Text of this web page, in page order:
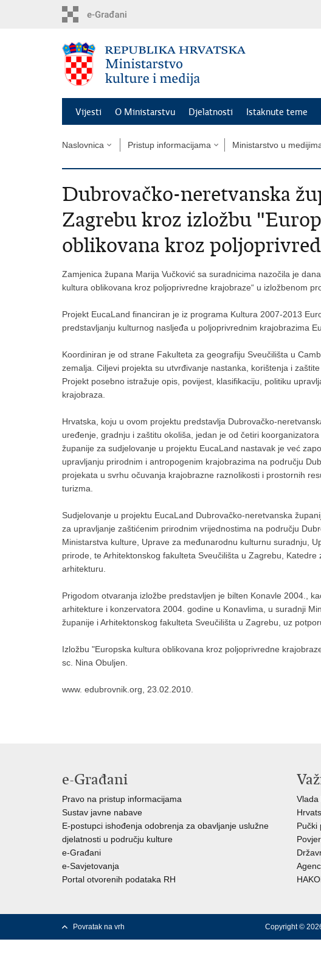
Vijesti O Ministarstvu Djelatnosti Istaknute teme
Naslovnica Pristup informacijama Ministarstvo u
Dubrovačko-neretvanska
Zagrebu kroz izložbu
oblikovana kroz
Zamjenica župana Marija Vučković sa suradnicima nazočila je
kultura oblikovana kroz poljoprivredne krajobraze“ u izložbenom
Projekt EucaLand financiran je iz programa Kultura 2007-2013
predstavljanju kulturnog nasljeđa u poljoprivrednim krajobrazima
Koordiniran je od strane Fakulteta za geografiju Sveučilišta u
zemalja. Ciljevi projekta su utvrđivanje nastanka, korištenja i
Projekt posebno istražuje opis, povijest, klasifikaciju, politiku
krajobraza.
Hrvatska, koju u ovom projektu predstavlja Dubrovačko-
uređenje, gradnju i zaštitu okoliša, jedan je od četiri
županije za sudjelovanje u projektu EucaLand nastavak je već
upravljanju prirodnim i antropogenim krajobrazima na području
projekata u svrhu očuvanja krajobrazne raznolikosti i prostornih
turizma.
Sudjelovanje u projektu EucaLand Dubrovačko-neretvanska
za upravljanje zaštićenim prirodnim vrijednostima na području
Ministarstva kulture, Uprave za međunarodnu kulturnu suradnju,
prirode, te Arhitektonskog fakulteta Sveučilišta u Zagrebu,
arhitekturu.
Prigodom otvaranja izložbe predstavljen je bilten Konavle 2004.,
arhitekture i konzervatora 2004. godine u Konavlima, u suradnji
županije i Arhitektonskog fakulteta Sveučilišta u Zagrebu, uz
Izložbu "Europska kultura oblikovana kroz poljoprivredne
sc. Nina Obuljen.
www. edubrovnik.org, 23.02.2010.
e-Građani
Pravo na pristup informacijama
Sustav javne nabave
E-postupci ishođenja odobrenja za obavljanje uslužne
djelatnosti u području kulture
e-Građani
e-Savjetovanja
Portal otvorenih podataka RH
Vlada
Pučki
Povratak na vrh Copyright ©